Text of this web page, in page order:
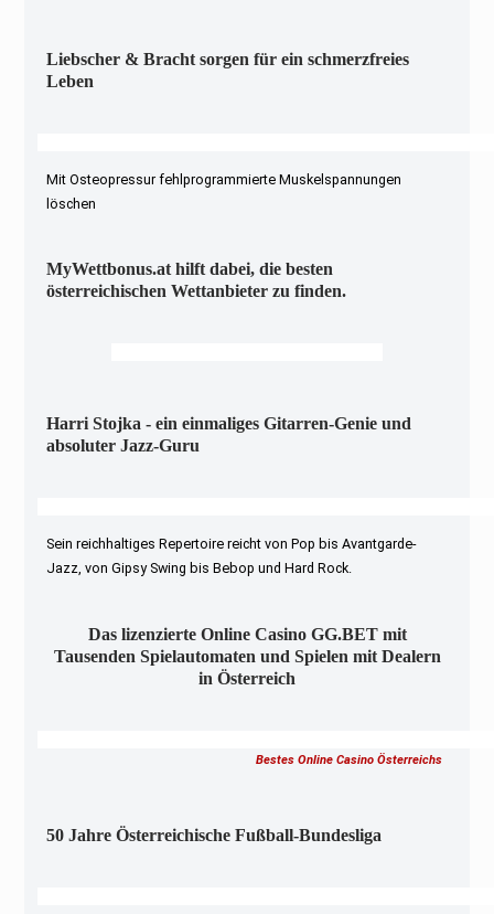
Liebscher & Bracht sorgen für ein schmerzfreies
Leben
Mit Osteopressur fehlprogrammierte Muskelspannungen
löschen
MyWettbonus.at hilft dabei, die besten
österreichischen Wettanbieter zu finden.
Harri Stojka - ein einmaliges Gitarren-Genie und
absoluter Jazz-Guru
Sein reichhaltiges Repertoire reicht von Pop bis Avantgarde-
Jazz, von Gipsy Swing bis Bebop und Hard Rock.
Das lizenzierte Online Casino GG.BET mit
Tausenden Spielautomaten und Spielen mit Dealern
in Österreich
Bestes Online Casino Österreichs
50 Jahre Österreichische Fußball-Bundesliga